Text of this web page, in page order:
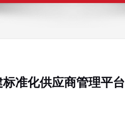
准化供应商管理平台